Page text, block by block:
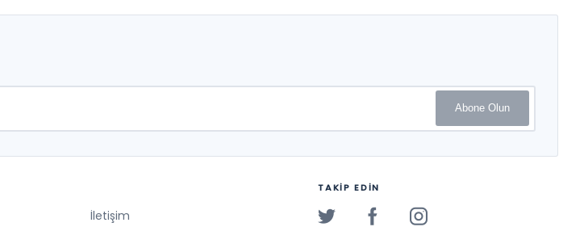
Abone Olun
İletişim
TAKİP EDİN